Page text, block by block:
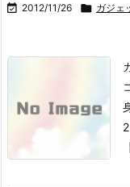
 2012/11/26  ガジェ